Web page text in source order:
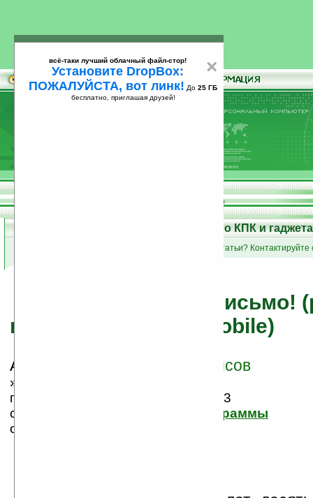
25
Статьи на Ладошках: о КПК и
Вы пишете статьи? Контактируйте
Вам письмо!
почтой в Windows Mobile)
Автор/Источник: Антон Борисов
» 26.11.2007 19:25,
просмотров сегодня: 1, всего: 6993
статья размещена в группе:
Программы
оценка: 2.833, 6 голосов
×
всё-таки лучший облачный файл-стор!
Установите DropBox:
ПОЖАЛУЙСТА, вот линк! До 25 ГБ
бесплатно, приглашая друзей!